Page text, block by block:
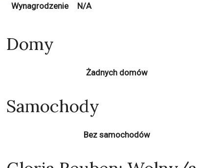
Wynagrodzenie N/A
Domy
Żadnych domów
Samochody
Bez samochodów